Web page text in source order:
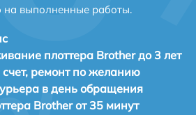
на выполненные работы.
плоттера Brother до 3 лет
ремонт по желанию
в день обращения
Brother от 35 минут